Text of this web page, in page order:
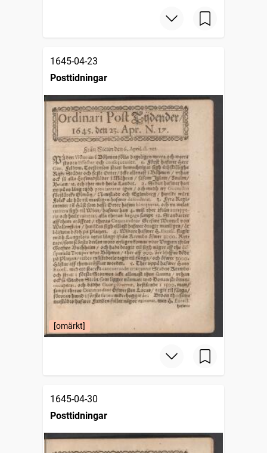
1645-04-23
Posttidningar
[omärkt]
1645-04-30
Posttidningar